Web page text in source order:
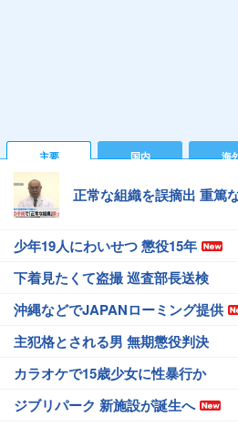
主要 国内 海
正常な組織を誤摘出 重篤
少年19人にわいせつ 懲役15年
下着見たくて盗撮 巡査部長送検
沖縄などでJAPANローミング提供
主犯格とされる男 無期懲役判決
カラオケで15歳少女に性暴行か
ジブリパーク 新施設が誕生へ